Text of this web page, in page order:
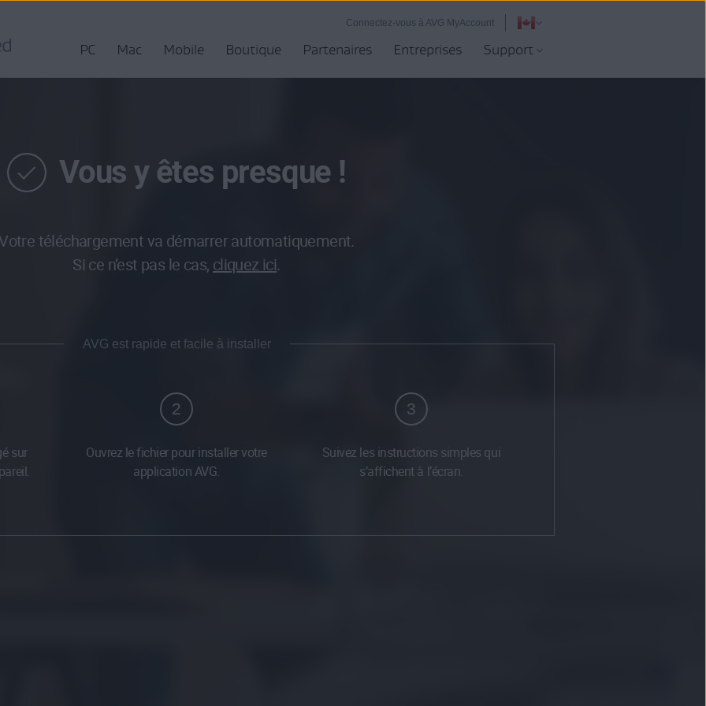
Connectez-vous à AVG MyAccount
PC Mac Mobile Boutique Partenaires Entreprises Support
Vous y êtes presque !
Votre téléchargement va démarrer automatiquement.
Si ce n’est pas le cas, cliquez ici.
AVG est rapide et facile à installer
sur
2
Ouvrez le fichier pour installer votre
application AVG.
3
Suivez les instructions simples qui
s’affichent à l’écran.